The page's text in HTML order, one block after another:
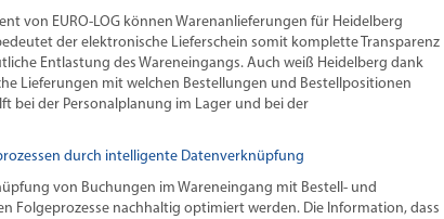
von EURO-LOG können Warenanlieferungen für Heidelberg
der elektronische Lieferschein somit komplette Transparenz
Entlastung des Wareneingangs. Auch weiß Heidelberg dank
Lieferungen mit welchen Bestellungen und Bestellpositionen
bei der Personalplanung im Lager und bei der
durch intelligente Datenverknüpfung
von Buchungen im Wareneingang mit Bestell- und
Folgeprozesse nachhaltig optimiert werden. Die Information, dass